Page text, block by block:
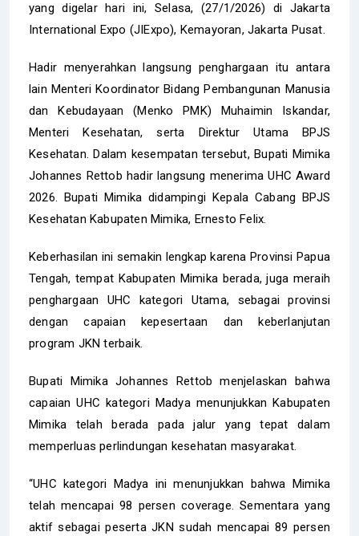
yang digelar hari ini, Selasa, (27/1/2026) di Jakarta
International Expo (JIExpo), Kemayoran, Jakarta Pusat.
Hadir menyerahkan langsung penghargaan itu antara
lain Menteri Koordinator Bidang Pembangunan Manusia
dan Kebudayaan (Menko PMK) Muhaimin Iskandar,
Menteri Kesehatan, serta Direktur Utama BPJS
Kesehatan. Dalam kesempatan tersebut, Bupati Mimika
Johannes Rettob hadir langsung menerima UHC Award
2026. Bupati Mimika didampingi Kepala Cabang BPJS
Kesehatan Kabupaten Mimika, Ernesto Felix.
Keberhasilan ini semakin lengkap karena Provinsi Papua
Tengah, tempat Kabupaten Mimika berada, juga meraih
penghargaan UHC kategori Utama, sebagai provinsi
dengan capaian kepesertaan dan keberlanjutan
program JKN terbaik.
Bupati Mimika Johannes Rettob menjelaskan bahwa
capaian UHC kategori Madya menunjukkan Kabupaten
Mimika telah berada pada jalur yang tepat dalam
memperluas perlindungan kesehatan masyarakat.
“UHC kategori Madya ini menunjukkan bahwa Mimika
telah mencapai 98 persen coverage. Sementara yang
aktif sebagai peserta JKN sudah mencapai 89 persen